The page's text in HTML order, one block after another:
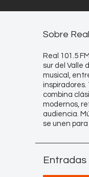
Sobre Real
Real 101.5
sur del Valle
musical,
inspiradores.
combina
modernos,
audiencia.
se unen